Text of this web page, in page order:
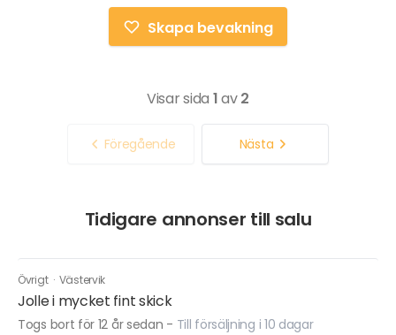
Skapa bevakning
Visar sida 1av2
Föregående Nästa
Tidigare annonser till salu
Övrigt · Västervik
Jolle i mycket fint skick
Togs bort för 12 år sedan - Till försäljning i 10 dagar